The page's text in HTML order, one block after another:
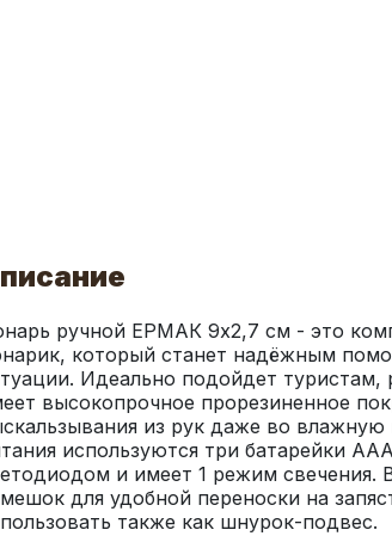
ручной ЕРМАК 9х2,7 см - это
который станет надёжным
Идеально подойдет
высокопрочное прорезиненное
из рук даже во влажную
используются три батарейки
и имеет 1 режим свечения.
для удобной переноски на
также как шнурок-подвес.